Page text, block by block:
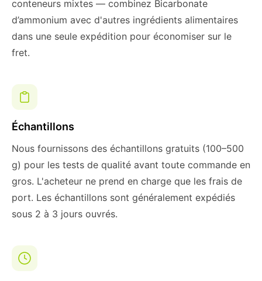
conteneurs mixtes — combinez Bicarbonate
d’ammonium avec d'autres ingrédients alimentaires
dans une seule expédition pour économiser sur le
fret.
Échantillons
Nous fournissons des échantillons gratuits (100–500
g) pour les tests de qualité avant toute commande en
gros. L'acheteur ne prend en charge que les frais de
port. Les échantillons sont généralement expédiés
sous 2 à 3 jours ouvrés.